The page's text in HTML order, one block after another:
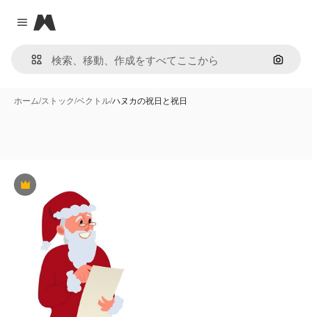
Close menu
Magnific
画像で
ホーム/ストック/ベクトル/ハヌカの祝日と祝日
Premium